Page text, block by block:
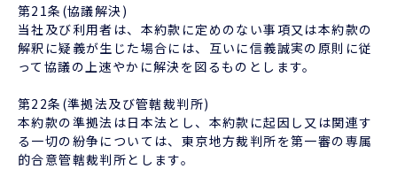
第21条(協議解決)
当社及び利用者は、本約款に定めのない事項又は本約款の
解釈に疑義が生じた場合には、互いに信義誠実の原則に従
って協議の上速やかに解決を図るものとします。
第22条(準拠法及び管轄裁判所)
本約款の準拠法は日本法とし、本約款に起因し又は関連す
る一切の紛争については、東京地方裁判所を第一審の専属
的合意管轄裁判所とします。